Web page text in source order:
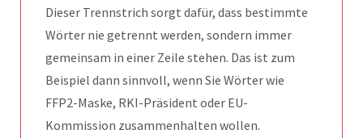
Dieser Trennstrich sorgt dafür, dass bestimmte
Wörter nie getrennt werden, sondern immer
gemeinsam in einer Zeile stehen. Das ist zum
Beispiel dann sinnvoll, wenn Sie Wörter wie
FFP2-Maske, RKI-Präsident oder EU-
Kommission zusammenhalten wollen.